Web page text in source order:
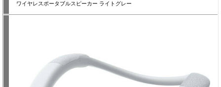
ワイヤレスポータブルスピーカー ライトグレー